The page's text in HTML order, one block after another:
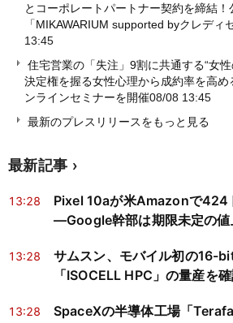
とコーポレートパートナー契約を締結
「MIKAWARIUM supported byクレディ
13:45
住宅営業の「失注」9割に共通する“女
決定権を握る女性心理から成約率を高
ンラインセミナーを開催08/08 13:45
最新のプレスリリースをもっと見る
最新記事
13:28
Pixel 10aが米Amazonで424
―Google幹部は期限未定の値
13:28
サムスン、モバイル初の16-
「ISOCELL HPC」の量産を
13:28
SpaceXの半導体工場「